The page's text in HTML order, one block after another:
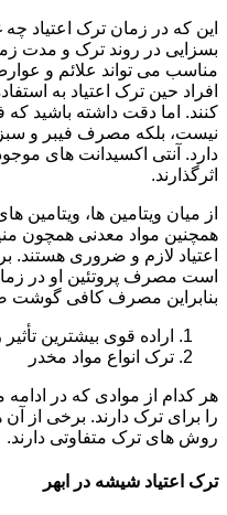
این که در زمان ترک اعتیاد چه
بسزایی در روند ترک و مدت
مناسب می تواند علائم و
افراد حین ترک اعتیاد به
کنند. اما دقت داشته باشید که
نیست، بلکه مصرف فیبر و
دارد. آنتی اکسیدانت های
اثرگذارند.
همچنین مواد معدنی همچون
اعتیاد لازم و ضروری هستند.
است مصرف پروتئین او در
بنابراین مصرف کافی
اراده قوی بیشترین
ترک انواع مواد مخدر
هر کدام از موادی که در
را برای ترک دارند. برخی از
روش های ترک متفاوتی دارند.
ترک اعتیاد شیشه در ابهر